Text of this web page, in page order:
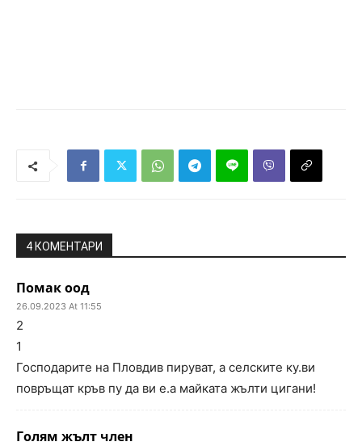
4 КОМЕНТАРИ
Помак оод
26.09.2023 At 11:55
2
1
Господарите на Пловдив пируват, а селските ку.ви
повръщат кръв пу да ви е.а майката жълти цигани!
Голям жълт член